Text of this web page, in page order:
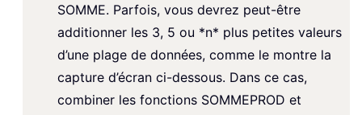
SOMME. Parfois, vous devrez peut-être
additionner les 3, 5 ou *n* plus petites valeurs
d’une plage de données, comme le montre la
capture d’écran ci-dessous. Dans ce cas,
combiner les fonctions SOMMEPROD et